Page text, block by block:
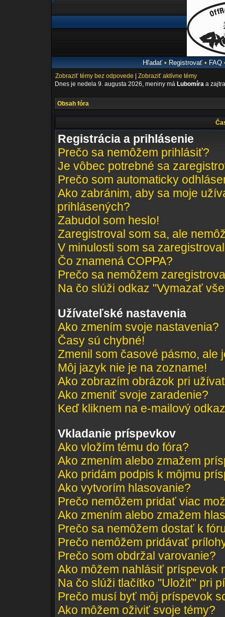
Hľadať• Registrovať• FAQ
Zobraziť témy bez odpovede
Zobraziť aktívne témy
Dnes je nedela 9. augusta 2026, meniny má Lubomíra a
Obsah fóra
Registrácia a prihlásenie
Prečo sa nemôžem prihlásiť?
Je vôbec potrebné sa
Prečo som automaticky
Ako zabránim, aby sa moje
prihlásených?
Zabudol som heslo!
Zaregistroval som sa, ale
V minulosti som sa
Čo znamená COPPA?
Prečo sa nemôžem
Na čo slúži odkaz "Vymazať
Užívateľské nastavenia
Ako zmením svoje nastavenia?
Časy sú chybné!
Zmenil som časové pásmo, ale
Môj jazyk nie je na zozname!
Ako zobrazím obrázok pri
Ako zmeniť svoje zaradenie?
Keď kliknem na e-mailový
Vkladanie príspevkov
Ako vložím tému do fóra?
Ako zmením alebo zmažem
Ako pridám podpis k môjmu
Ako vytvorím hlasovanie?
Prečo nemôžem pridať viac
Ako zmením alebo zmažem
Prečo sa nemôžem dostať k
Prečo nemôžem pridávať
Prečo som obdržal varovanie?
Ako môžem nahlásiť príspevok
Na čo slúži tlačítko "Uložiť" pri
Prečo musí byť môj príspevok
Ako môžem oživiť svoje témy?